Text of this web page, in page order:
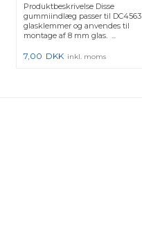
Produktbeskrivelse Disse
gummiindlæg passer til DC4563
glasklemmer og anvendes til
montage af 8 mm glas. ...
7,00 DKK inkl. moms